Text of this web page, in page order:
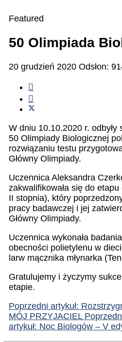
Featured
50 Olimpiada
20 grudzień 2020 Odsłon:
W dniu 10.10.2020 r.
50 Olimpiady Biologicznej
rozwiązaniu testu
Główny Olimpiady.
Uczennica Aleksandra
zakwalifikowała się do
II stopnia), który
pracy badawczej i jej
Główny Olimpiady.
Uczennica wykonała
obecności polietylenu w
larw mącznika młynarka
Gratulujemy i życzymy
etapie.
Poprzedni artykuł:
MÓJ PRZYJACIEL
artykuł: Noc Biologów – V